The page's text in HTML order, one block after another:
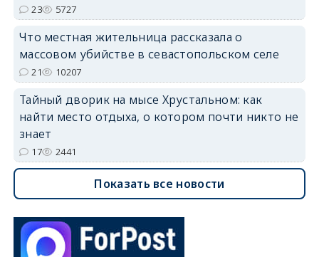
23 5727
Что местная жительница рассказала о
массовом убийстве в севастопольском селе
21 10207
Тайный дворик на мысе Хрустальном: как
найти место отдыха, о котором почти никто не
знает
17 2441
Показать все новости